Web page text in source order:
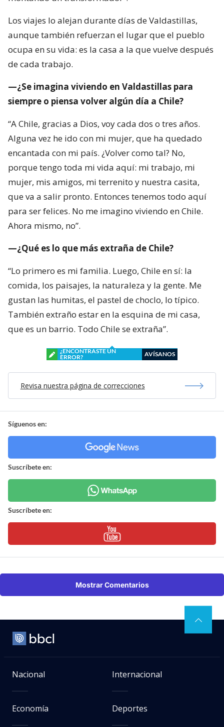
Los viajes lo alejan durante días de Valdastillas,
aunque también refuerzan el lugar que el pueblo
ocupa en su vida: es la casa a la que vuelve después
de cada trabajo.
—¿Se imagina viviendo en Valdastillas para
siempre o piensa volver algún día a Chile?
“A Chile, gracias a Dios, voy cada dos o tres años.
Alguna vez he ido con mi mujer, que ha quedado
encantada con mi país. ¿Volver como tal? No,
porque tengo toda mi vida aquí: mi trabajo, mi
mujer, mis amigos, mi terrenito y nuestra casita,
que va a salir pronto. Entonces tenemos todo aquí
para ser felices. No me imagino viviendo en Chile.
Ahora mismo, no”.
—¿Qué es lo que más extraña de Chile?
“Lo primero es mi familia. Luego, Chile en sí: la
comida, los paisajes, la naturaleza y la gente. Me
gustan las humitas, el pastel de choclo, lo típico.
También extraño estar en la esquina de mi casa,
que es un barrio. Todo Chile se extraña”.
¿ENCONTRASTE UN
ERROR?
AVÍSANOS
Revisa nuestra página de correcciones
Síguenos en:
Suscríbete en:
Suscríbete en:
Mostrar Comentarios
Nacional Internacional
Economía Deportes